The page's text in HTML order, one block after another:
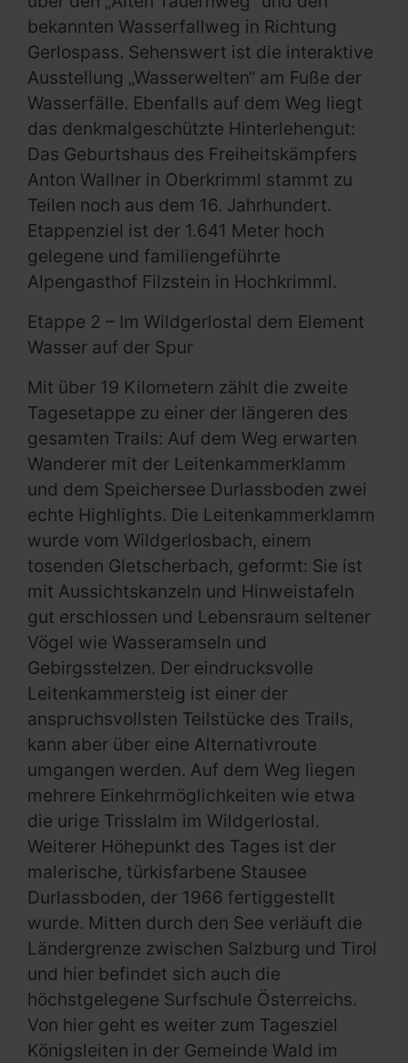
bekannten Wasserfallweg in Richtung
Gerlospass. Sehenswert ist die interaktive
Ausstellung „Wasserwelten“ am Fuße der
Wasserfälle. Ebenfalls auf dem Weg liegt
das denkmalgeschützte Hinterlehengut:
Das Geburtshaus des Freiheitskämpfers
Anton Wallner in Oberkrimml stammt zu
Teilen noch aus dem 16. Jahrhundert.
Etappenziel ist der 1.641 Meter hoch
gelegene und familiengeführte
Alpengasthof Filzstein in Hochkrimml.
Etappe 2 – Im Wildgerlostal dem Element
Wasser auf der Spur
Mit über 19 Kilometern zählt die zweite
Tagesetappe zu einer der längeren des
gesamten Trails: Auf dem Weg erwarten
Wanderer mit der Leitenkammerklamm
und dem Speichersee Durlassboden zwei
echte Highlights. Die Leitenkammerklamm
wurde vom Wildgerlosbach, einem
tosenden Gletscherbach, geformt: Sie ist
mit Aussichtskanzeln und Hinweistafeln
gut erschlossen und Lebensraum seltener
Vögel wie Wasseramseln und
Gebirgsstelzen. Der eindrucksvolle
Leitenkammersteig ist einer der
anspruchsvollsten Teilstücke des Trails,
kann aber über eine Alternativroute
umgangen werden. Auf dem Weg liegen
mehrere Einkehrmöglichkeiten wie etwa
die urige Trisslalm im Wildgerlostal.
Weiterer Höhepunkt des Tages ist der
malerische, türkisfarbene Stausee
Durlassboden, der 1966 fertiggestellt
wurde. Mitten durch den See verläuft die
Ländergrenze zwischen Salzburg und Tirol
und hier befindet sich auch die
höchstgelegene Surfschule Österreichs.
Von hier geht es weiter zum Tagesziel
Königsleiten in der Gemeinde Wald im